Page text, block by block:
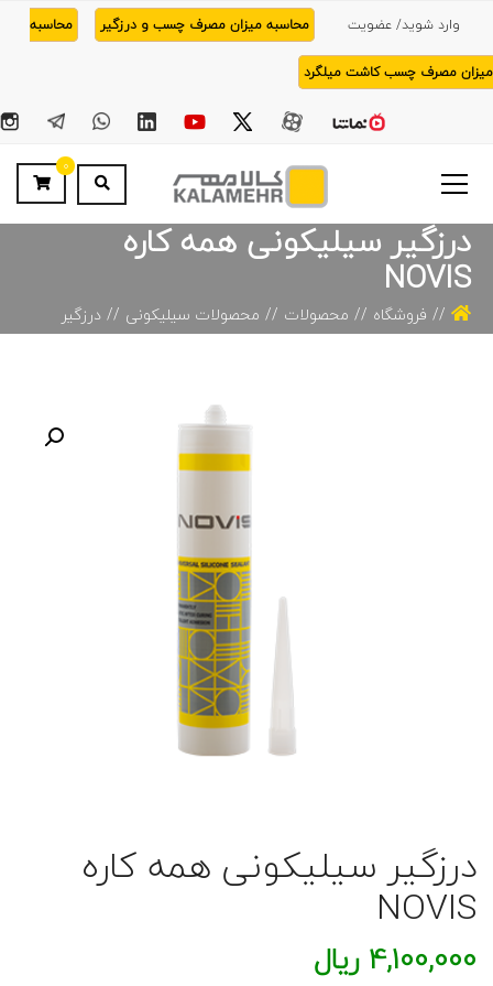
وارد شوید/ عضویت محاسبه میزان مصرف چسب و درزگیر محاسبه
میزان مصرف چسب کاشت میلگرد
0
درزگیر سیلیکونی همه کاره
NOVIS
فروشگاه محصولات محصولات سیلیکونی
درزگیر
درزگیر سیلیکونی همه کاره
NOVIS
4,100,000 ریال